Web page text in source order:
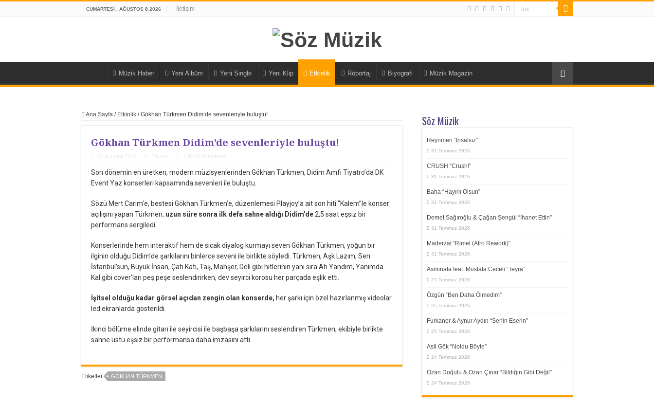
CUMARTESI , AĞUSTOS 8 2026 İletişim
Müzik Haber Yeni Albüm Yeni Single Yeni Klip Etkinlik Röportaj Biyografi Müzik Magazin
Ana Sayfa / Etkinlik / Gökhan Türkmen Didim’de sevenleriyle buluştu!
Gökhan Türkmen Didim’de sevenleriyle buluştu!
Son dönemin en üretken, modern müzisyenlerinden Gökhan Türkmen, Didim Amfi Tiyatro’da DK
Event Yaz konserleri kapsamında sevenleri ile buluştu.
Sözü Mert Carim’e, bestesi Gökhan Türkmen’e, düzenlemesi Playjoy’a ait son hiti “Kalem”le konser
açılışını yapan Türkmen, uzun süre sonra ilk defa sahne aldığı Didim’de 2,5 saat eşsiz bir
performans sergiledi.
Konserlerinde hem interaktif hem de sıcak diyalog kurmayı seven Gökhan Türkmen, yoğun bir
ilginin olduğu Didim’de şarkılarını binlerce seveni ile birlikte söyledi. Türkmen, Aşk Lazım, Sen
İstanbul’sun, Büyük İnsan, Çatı Katı, Taş, Mahşer, Deli gibi hitlerinin yanı sıra Ah Yandım, Yanımda
Kal gibi cover’ları peş peşe seslendirirken, dev seyirci korosu her parçada eşlik etti.
İşitsel olduğu kadar görsel açıdan zengin olan konserde, her şarkı için özel hazırlanmış videolar
led ekranlarda gösterildi.
İkinci bölüme elinde gitarı ile seyircisi ile başbaşa şarkılarını seslendiren Türkmen, ekibiyle birlikte
sahne üstü eşsiz bir performansa daha imzasını attı.
Etiketler GÖKHAN TÜRKMEN
Söz Müzik
Reynmen “İnsafsız”
31 Temmuz 2026
CRUSH “Crush!”
31 Temmuz 2026
Baha “Hayırlı Olsun”
31 Temmuz 2026
Demet Sağıroğlu & Çağan Şengül “İhanet Ettin”
31 Temmuz 2026
Maderzat “Rimel (Afro Rework)”
31 Temmuz 2026
Asminata feat. Mustafa Ceceli “Teyra”
27 Temmuz 2026
Özgün “Ben Daha Ölmedim”
25 Temmuz 2026
Furkaner & Aynur Aydın “Senin Eserin”
25 Temmuz 2026
Asil Gök “Noldu Böyle”
24 Temmuz 2026
Ozan Doğulu & Ozan Çınar “Bildiğin Gibi Değil”
24 Temmuz 2026